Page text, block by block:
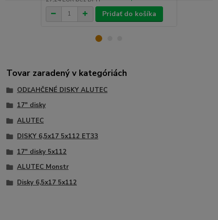
Pridať do košíka
Tovar zaradený v kategóriách
ODĽAHČENÉ DISKY ALUTEC
17" disky
ALUTEC
DISKY 6,5x17 5x112 ET33
17" disky 5x112
ALUTEC Monstr
Disky 6,5x17 5x112